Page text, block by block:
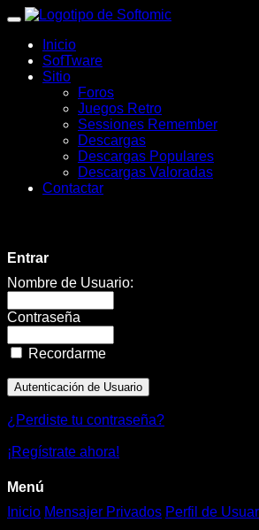
wWw.SofTomiC.org
Zona
Gaming
Retro
Super
Mario
63
🍄
✨
|
Jugar
Gratis
Online
Inicio
SofTware
Sitio
Foros
Juegos Retro
Sessiones Remember
Descargas
Descargas Populares
Descargas Valoradas
Contactar
Entrar
Nombre de Usuario:
Contraseña
Recordarme
¿Perdiste tu contraseña?
¡Regístrate ahora!
Menú
Inicio Mensajer Privados Perfil de